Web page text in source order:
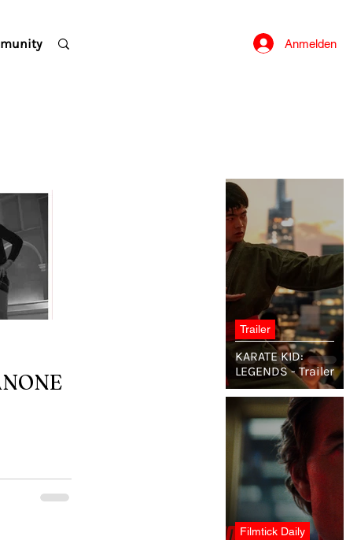
Anmelden
KARATE KID:
LEGENDS - Trailer
Trailer
Filmtick Daily